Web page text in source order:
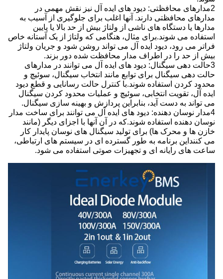
2مدارهای محافظتی: دیود های ایده آل نیز نقش مهمی در
مدارهای محافظتی دارند. آنها اغلب برای جلوگیری از آسیب به
مدارها یا دستگاه های ناشی از ولتاژ بیش از حد بالا یا پایین
استفاده می شوند.برای مثال، هنگامی که ولتاژ از یک آستانه خاص
فراتر می رود، دیود ایده آل می تواند روشن شود و جریان ولتاژ
بیش از حد را در اطراف مدار محافظت شده دور بزند.
3حالت دهی سیگنال: دیود های ایده آل می توانند در مدارهای
حالت دهی سیگنال برای توابع مانند انتخاب سیگنال، سوئیچ و
محدود کردن استفاده شوند.با کنترل حالت رسانایی و قطع دیود
ایده آل، تقویت انتخابی، سوئیچ و عملیات محدود کردن سیگنال
می تواند به دست آید، بنابراین پردازش و بهینه سازی سیگنال.
4مدار نوسان دهنده: دیود های ایده آل می توانند برای ساخت مدار
نوسان دهنده استفاده شوند.که در آن آنها با اجزای دیگر (مانند
خازن ها و محرک ها) برای تولید سیگنال های نوسان پایدار کار
می کننداین برنامه به طور گسترده ای در سیستم های ارتباطی،
ساعت های رایانه ای و تجهیزات صوتی استفاده می شود.